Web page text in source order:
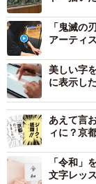
りのフォントで
方、闘龍書体は
で、本の題字に
は緩急とダイナ
「鬼滅の
アーティ
美しい字
に表示し
あえて言
ィに？京
「令和」
文字レッ